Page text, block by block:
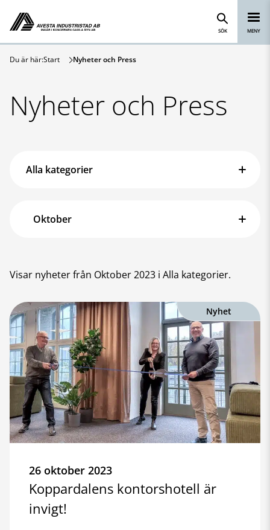
Hoppa till innehåll
Avesta Industristad
SÖK MENY
Du är här:Start Nyheter och Press
Nyheter och Press
Visar nyheter från Oktober 2023 i Alla kategorier.
Nyhet
26 oktober 2023
Koppardalens kontorshotell är
invigt!